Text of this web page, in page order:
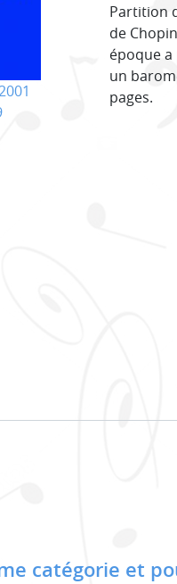
Partition
de
époque
un
pages.
catégorie et